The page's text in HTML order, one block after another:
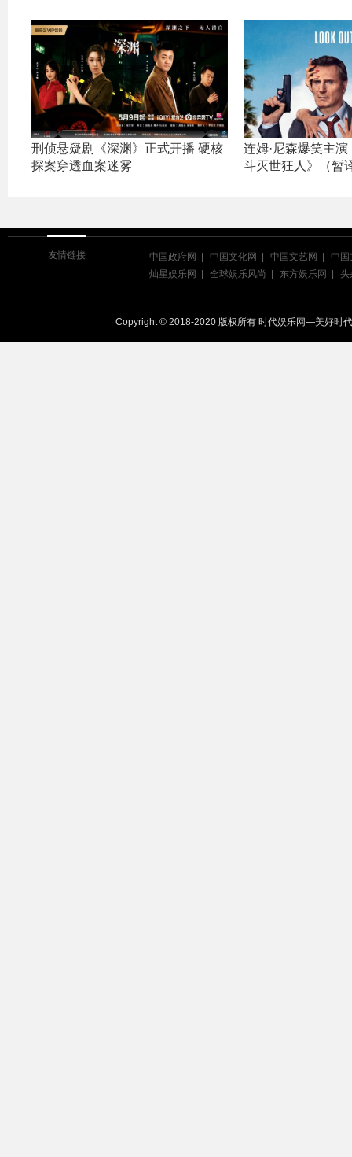
刑侦悬疑剧《深渊》正式开播 硬核
探案穿透血案迷雾
连姆·尼森爆笑主
斗灭世狂人》（暂
友情链接 中国政府网 中国文化网 中国文艺网
中国
灿星娱乐网
全球娱乐风尚 东方娱乐网 头
Copyright © 2018-2020 版权所有 时代娱乐网—美好时